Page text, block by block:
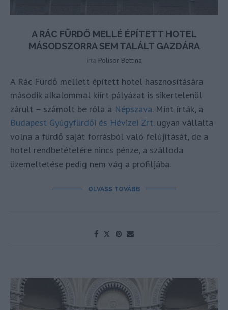
A RÁC FÜRDŐ MELLÉ ÉPÍTETT HOTEL
MÁSODSZORRA SEM TALÁLT GAZDÁRA
írta Polisor Bettina
A Rác Fürdő mellett épített hotel hasznosítására
második alkalommal kiírt pályázat is sikertelenül
zárult – számolt be róla a Népszava. Mint írták, a
Budapest Gyúgyfürdői és Hévizei Zrt. ugyan vállalta
volna a fürdő saját forrásból való felújítását, de a
hotel rendbetételére nincs pénze, a szálloda
üzemeltetése pedig nem vág a profiljába.
OLVASS TOVÁBB